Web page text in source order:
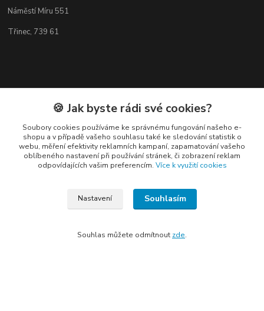
Náměstí Míru 551
Třinec, 739 61
Petr Nedvídek
+420 775688827 +420 737670415
🍪 Jak byste rádi své cookies?
Soubory cookies používáme ke správnému fungování našeho e-
shopu a v případě vašeho souhlasu také ke sledování statistik o
webu, měření efektivity reklamních kampaní, zapamatování vašeho
oblíbeného nastavení při používání stránek, či zobrazení reklam
odpovídajících vašim preferencím. Více k využití cookies
Nastavení Souhlasím
Souhlas můžete odmítnout zde.